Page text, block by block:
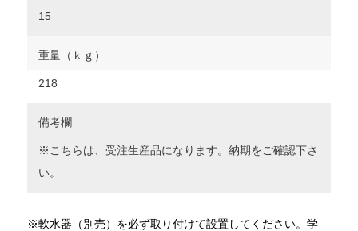
15
重量（ｋｇ）
218
備考欄
※こちらは、受注生産品になります。納期をご確認下さ
い。
※軟水器（別売）を必ず取り付けて設置してください。学